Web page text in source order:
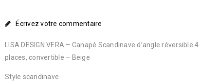
Écrivez votre commentaire
LISA DESIGN VERA – Canapé Scandinave d’angle réversible 4
places, convertible – Beige
Style scandinave